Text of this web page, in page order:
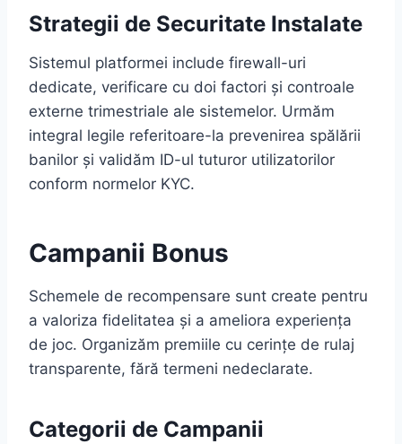
Strategii de Securitate Instalate
Sistemul platformei include firewall-uri
dedicate, verificare cu doi factori și controale
externe trimestriale ale sistemelor. Urmăm
integral legile referitoare-la prevenirea spălării
banilor și validăm ID-ul tuturor utilizatorilor
conform normelor KYC.
Campanii Bonus
Schemele de recompensare sunt create pentru
a valoriza fidelitatea și a ameliora experiența
de joc. Organizăm premiile cu cerințe de rulaj
transparente, fără termeni nedeclarate.
Categorii de Campanii